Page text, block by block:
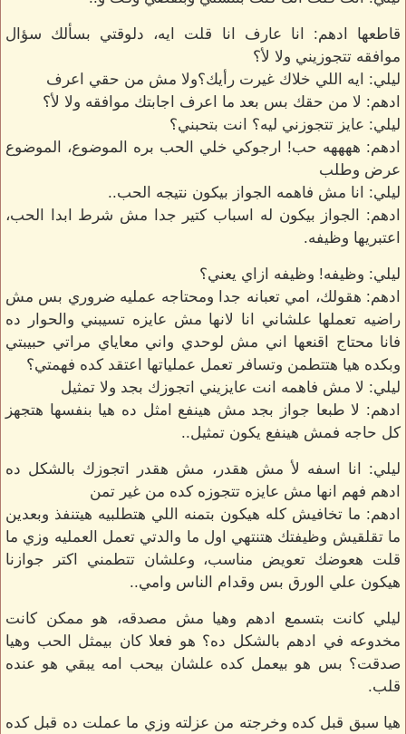
قاطعها ادهم: انا عارف انا قلت ايه، دلوقتي بسألك سؤال
موافقه تتجوزيني ولا لأ؟
ليلي: ايه اللي خلاك غيرت رأيك؟ولا مش من حقي اعرف
ادهم: لا من حقك بس بعد ما اعرف اجابتك موافقه ولا لأ؟
ليلي: عايز تتجوزني ليه؟ انت بتحبني؟
ادهم: ههههه حب! ارجوكي خلي الحب بره الموضوع، الموضوع
عرض وطلب
ليلي: انا مش فاهمه الجواز بيكون نتيجه الحب..
ادهم: الجواز بيكون له اسباب كتير جدا مش شرط ابدا الحب،
اعتبريها وظيفه.
ليلي: وظيفه! وظيفه ازاي يعني؟
ادهم: هقولك، امي تعبانه جدا ومحتاجه عمليه ضروري بس مش
راضيه تعملها علشاني انا لانها مش عايزه تسيبني والحوار ده
فانا محتاج اقنعها اني مش لوحدي واني معاياي مراتي حبيبتي
وبكده هيا هتتطمن وتسافر تعمل عملياتها اعتقد كده فهمتي؟
ليلي: لا مش فاهمه انت عايزيني اتجوزك بجد ولا تمثيل
ادهم: لا طبعا جواز بجد مش هينفع امثل ده هيا بنفسها هتجهز
كل حاجه فمش هينفع يكون تمثيل..
ليلي: انا اسفه لأ مش هقدر، مش هقدر اتجوزك بالشكل ده
ادهم فهم انها مش عايزه تتجوزه كده من غير تمن
ادهم: ما تخافيش كله هيكون بتمنه اللي هتطلبيه هيتنفذ وبعدين
ما تقلقيش وظيفتك هتنتهي اول ما والدتي تعمل العمليه وزي ما
قلت هعوضك تعويض مناسب، وعلشان تتطمني اكتر جوازنا
هيكون علي الورق بس وقدام الناس وامي..
ليلي كانت بتسمع ادهم وهيا مش مصدقه، هو ممكن كانت
مخدوعه في ادهم بالشكل ده؟ هو فعلا كان بيمثل الحب وهيا
صدقت؟ بس هو بيعمل كده علشان بيحب امه يبقي هو عنده
قلب.
هيا سبق قبل كده وخرجته من عزلته وزي ما عملت ده قبل كده